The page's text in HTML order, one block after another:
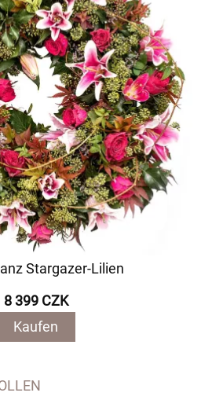
Stargazer-Lilien
8 399 CZK
Kaufen